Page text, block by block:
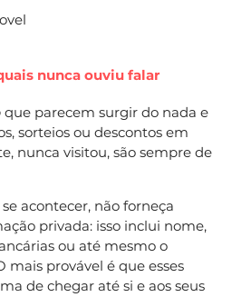
nunca ouviu falar
que parecem surgir do nada e
sorteios ou descontos em
nunca visitou, são sempre de
acontecer, não forneça
privada: isso inclui nome,
ou até mesmo o
mais provável é que esses
de chegar até si e aos seus